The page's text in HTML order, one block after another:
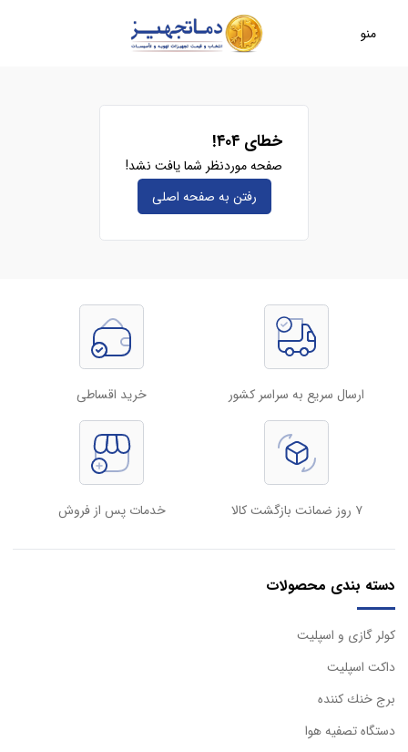
منو
خطای ۴۰۴!
صفحه موردنظر شما یافت نشد!
رفتن به صفحه‌ اصلی
ارسال سریع به سراسر کشور خرید اقساطی
۷ روز ضمانت بازگشت کالا خدمات پس از فروش
دسته بندی محصولات
كولر گازی و اسپليت
داكت اسپليت
برج خنك كننده
دستگاه تصفيه هوا